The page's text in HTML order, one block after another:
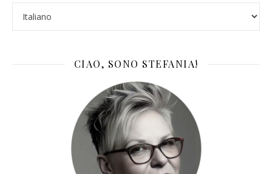
CIAO, SONO STEFANIA!